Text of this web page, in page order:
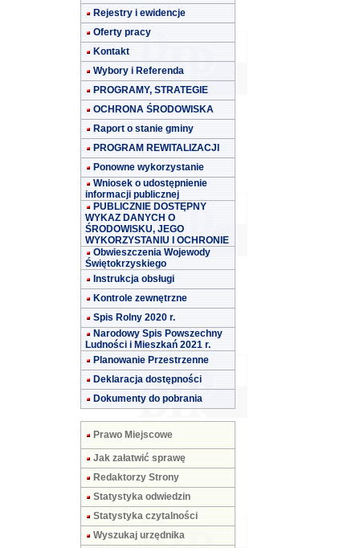
Rejestry i ewidencje
Oferty pracy
Kontakt
Wybory i Referenda
PROGRAMY, STRATEGIE
OCHRONA ŚRODOWISKA
Raport o stanie gminy
PROGRAM REWITALIZACJI
Ponowne wykorzystanie
Wniosek o udostępnienie
informacji publicznej
PUBLICZNIE DOSTĘPNY
WYKAZ DANYCH O
ŚRODOWISKU, JEGO
WYKORZYSTANIU I OCHRONIE
Obwieszczenia Wojewody
Świętokrzyskiego
Instrukcja obsługi
Kontrole zewnętrzne
Spis Rolny 2020 r.
Narodowy Spis Powszechny
Ludności i Mieszkań 2021 r.
Planowanie Przestrzenne
Deklaracja dostępności
Dokumenty do pobrania
Prawo Miejscowe
Jak załatwić sprawę
Redaktorzy Strony
Statystyka odwiedzin
Statystyka czytalności
Wyszukaj urzędnika